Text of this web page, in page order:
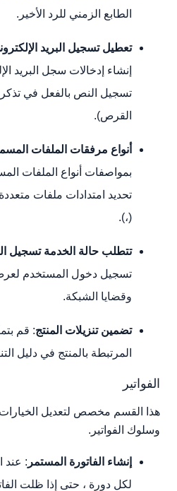
الطابع الزمني للرد الأخير.
تعطيل تسجيل البريد
إنشاء إدخالات سجل البريد
تسجيل النص بالفعل في
القرص).
أنواع مرفقات الملفات
بمواصفات أنواع الملفات
تحديد امتدادات ملفات
(،).
تتطلب حالة الخدمة تسجيل
تسجيل دخول المستخدم
وقضايا الشبكة.
تضمين تنزيلات المنتج: قم
المرتبطة بالمنتج في دليل
الفواتير
هذا القسم مخصص لتعديل الخيارات
وسلوك الفواتير.
إنشاء الفاتورة المستمر : عند
لكل دورة ، حتى إذا ظلت